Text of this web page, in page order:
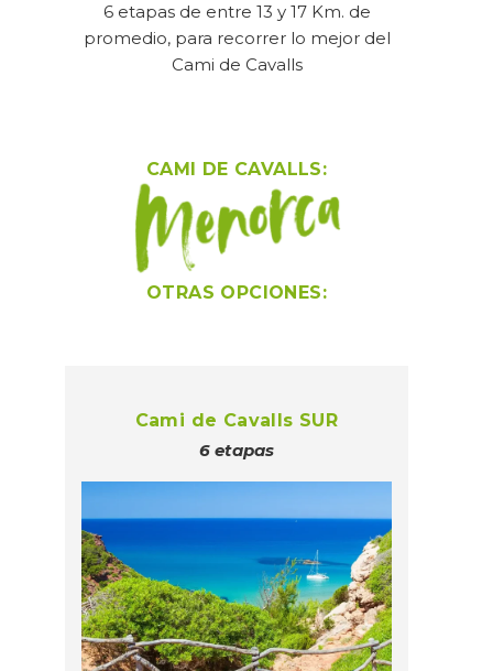
6 etapas de entre 13 y 17 Km. de
promedio, para recorrer lo mejor del
Cami de Cavalls
CAMI DE CAVALLS:
OTRAS OPCIONES:
Cami de Cavalls SUR
6 etapas